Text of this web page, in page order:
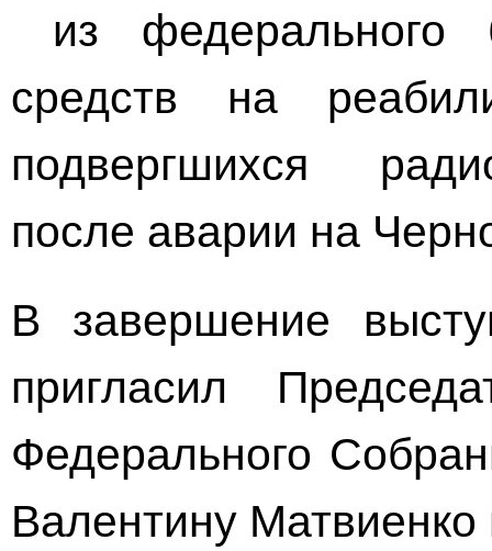
из федерального
средств на
подвергшихся
после аварии на
В завершение
пригласил
Федерального
Валентину